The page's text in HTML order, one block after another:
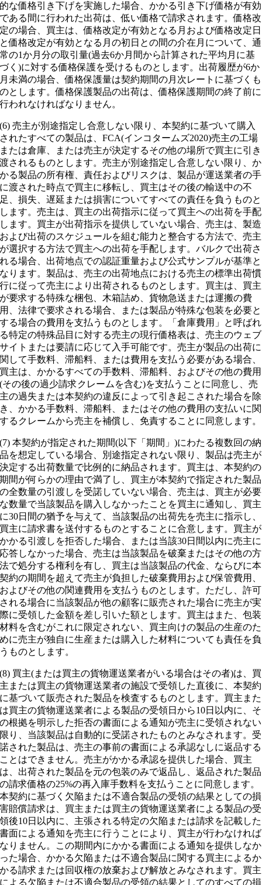
的な価格引き下げを実施した場合、かかる引き下げ価格が有効
である間に行われた出荷は、低い価格で請求されます。価格改
定の場合、買主は、価格改定が有効となる月および価格改定日
と価格改定が有効となる月の初日との間の介在月について、通
常の1か月分の取引量(過去6か月間から計算された平均月に基
づく)に対する価格保護を受けるものとします。出荷履歴が6か
月未満の場合、価格保護量は契約期間の月次レートに基づくも
のとします。価格保護製品の出荷は、価格保護期間の終了前に
行われなければなりません。
(6) 売主が別途指定し合意しない限り、本契約に基づいて購入
されたすべての製品は、FCA(インコタームズ2020)売主の工場
または倉庫、または売主が決定するその他の場所で買主に引き
渡されるものとします。売主が別途指定し合意しない限り、か
かる製品の所有権、責任およびリスクは、製品が運送業者の手
に渡された時点で買主に移転し、買主はその後の輸送中の不
足、損失、遅延または損害についてすべての責任を負うものと
します。売主は、買主の出荷指示に従って買主への出荷を手配
します。買主が出荷指示を提供していない場合、売主は、製造
および出荷のスケジュールを組む能力と整合する方法で、売主
が選択する方法で買主への出荷を手配します。バルクで出荷さ
れる場合、出荷地点での認証重量および公式サンプルが基準と
なります。製品は、売主の出荷地点における売主の標準出荷慣
行に従って売主により出荷されるものとします。買主は、買主
が要求する特殊な梱包、木箱詰め、貨物急送または運搬の費
用、法律で要求される場合、または製品が特殊な包装を必要と
する場合の費用を支払うものとします。「倉庫費用」と呼ばれ
る特定の特殊品目に対する売主の現行価格表は、売主のウェブ
サイトまたは要請に応じて入手可能です。売主が製品の出荷に
関して手数料、滞船料、または費用を支払う必要がある場合、
買主は、かかるすべての手数料、滞船料、およびその他の費用
(その後の過少請求クレームを含む)を支払うことに同意し、売
主の過失または本契約の違反によって引き起こされた場合を除
き、かかる手数料、滞船料、またはその他の費用の支払いに関
するクレームから売主を補償し、免責することに同意します。
(7) 本契約が指定された期間(以下「期間」)にわたる複数回の納
品を想定している場合、別途指定されない限り、製品は売主が
決定する出荷数量で比例的に納品されます。買主は、本契約の
期間が何らかの理由で満了し、買主が本契約で指定された製品
の全数量の引渡しを受諾していない場合、売主は、買主が必要
な数量で当該製品を購入しなかったことを買主に通知し、買主
に30日間の猶予を与えて、当該製品の出荷先を売主に指示し、
買主に請求書を送付するものとすることに合意します。買主が
かかる引渡しを拒否した場合、または当該30日間以内に売主に
応答しなかった場合、売主は当該製品を破棄またはその他の方
法で処分する権利を有し、買主は当該製品の代金、ならびに本
契約の期間を超えて売主が負担した破棄費用および保管費用、
およびその他の関連費用を支払うものとします。ただし、許可
される場合に当該製品が他の顧客に販売された場合に売主が実
際に受領した金額を差し引いた額とします。買主はまた、包装
材料を含むがこれに限定されない、買主向けの製品の生産のた
めに売主が独自に生産または購入した材料についても責任を負
うものとします。
(8) 買主(または買主の貨物運送業者がいる場合はその者)は、買
主または買主の貨物運送業者の施設で受領した直後に、本契約
に基づいて販売された製品を検査するものとします。買主また
は買主の貨物運送業者による製品の受領日から10日以内に、そ
の根拠を明示した拒否の書面による通知が売主に受領されない
限り、当該製品は自動的に受諾されたものとみなされます。受
諾された製品は、売主の事前の書面による承認なしに返品する
ことはできません。売主がかかる承認を提供した場合、買主
は、出荷された製品を元の包装のみで返品し、返品された製品
の請求価格の25%の再入庫手数料を支払うことに同意します。
本契約に基づく欠陥または不適合製品の受領の結果としての損
害賠償請求は、買主または買主の貨物運送業者による製品の受
領後10日以内に、主張される特定の欠陥または請求を記載した
書面による通知を売主に行うことにより、買主が行わなければ
なりません。この期間内にかかる書面による通知を提供しなか
った場合、かかる欠陥または不適合製品に関する買主によるか
かる請求または回収権の放棄および解放とみなされます。買主
による欠陥または不適合製品の受領の結果としてのすべての損